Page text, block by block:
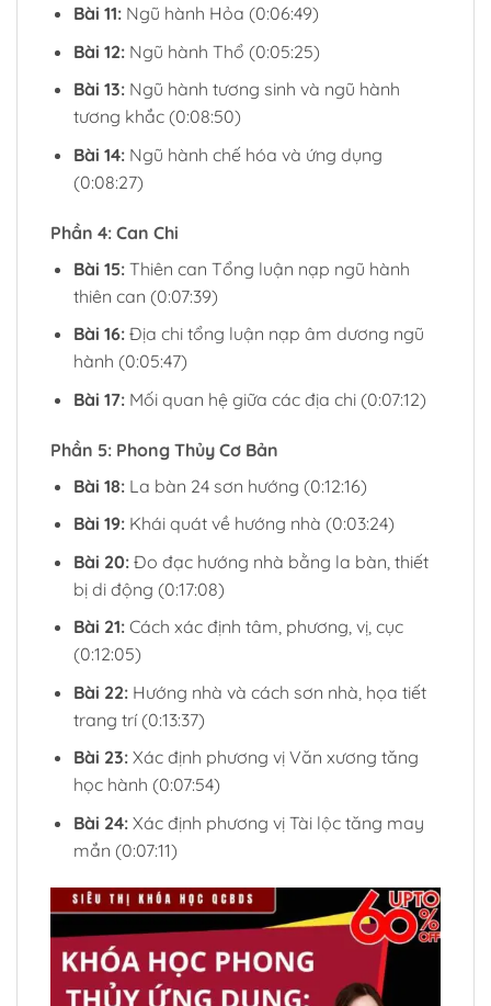
Bài 11:Ngũ hành Hỏa (0:06:49)
Bài 12:Ngũ hành Thổ (0:05:25)
Bài 13:Ngũ hành tương sinh và ngũ hành
tương khắc (0:08:50)
Bài 14:Ngũ hành chế hóa và ứng dụng
(0:08:27)
Phần 4: Can Chi
Bài 15:Thiên can Tổng luận nạp ngũ hành
thiên can (0:07:39)
Bài 16:Địa chi tổng luận nạp âm dương ngũ
hành (0:05:47)
Bài 17:Mối quan hệ giữa các địa chi (0:07:12)
Phần 5: Phong Thủy Cơ Bản
Bài 18:La bàn 24 sơn hướng (0:12:16)
Bài 19:Khái quát về hướng nhà (0:03:24)
Bài 20:Đo đạc hướng nhà bằng la bàn, thiết
bị di động (0:17:08)
Bài 21:Cách xác định tâm, phương, vị, cục
(0:12:05)
Bài 22:Hướng nhà và cách sơn nhà, họa tiết
trang trí (0:13:37)
Bài 23:Xác định phương vị Văn xương tăng
học hành (0:07:54)
Bài 24:Xác định phương vị Tài lộc tăng may
mắn (0:07:11)